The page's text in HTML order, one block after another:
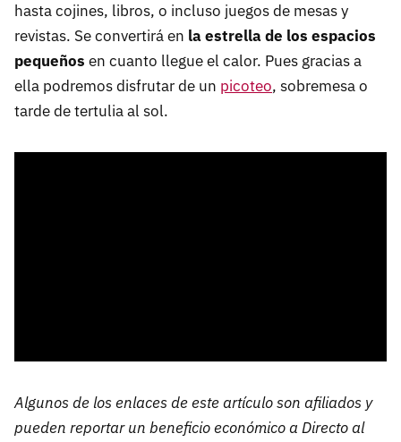
hasta cojines, libros, o incluso juegos de mesas y
revistas. Se convertirá en la estrella de los espacios
pequeños en cuanto llegue el calor. Pues gracias a
ella podremos disfrutar de un picoteo, sobremesa o
tarde de tertulia al sol.
Algunos de los enlaces de este artículo son afiliados y
pueden reportar un beneficio económico a Directo al